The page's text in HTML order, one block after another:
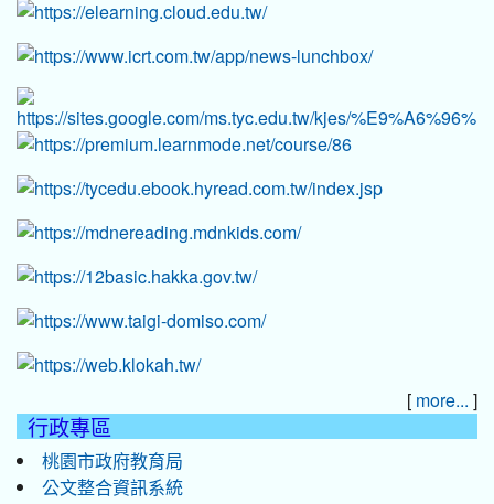
[ more... ]
行政專區
桃園市政府教育局
公文整合資訊系統